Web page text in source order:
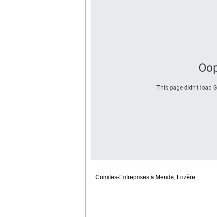
This page didn't load
Comites-Entreprises à Mende, Lozère.